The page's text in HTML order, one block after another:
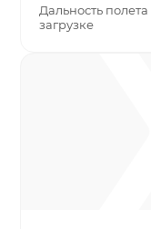
Дальность
загрузке